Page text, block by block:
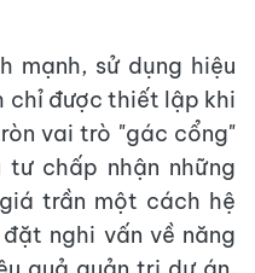
mạnh, sử dụng hiệu
chỉ được thiết lập khi
vai trò "gác cổng"
tư chấp nhận những
trần một cách hệ
nghi vấn về năng